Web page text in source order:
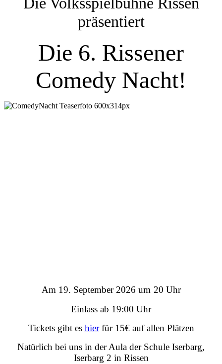
präsentiert
Die 6. Rissener
Comedy Nacht!
Am 19. September 2026 um 20 Uhr
Einlass ab 19:00 Uhr
Tickets gibt es hierfür 15€ auf allen Plätzen
Natürlich bei uns in der Aula der Schule Iserbarg,
Iserbarg 2 in Rissen